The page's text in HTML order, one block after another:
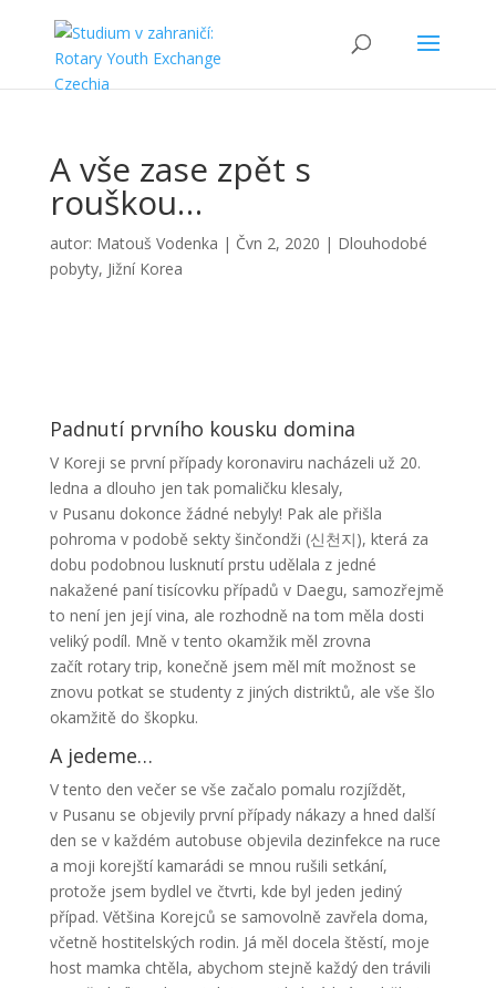
A vše zase zpět s
rouškou…
autor: Matouš Vodenka | Čvn 2, 2020 | Dlouhodobé
pobyty, Jižní Korea
Padnutí prvního kousku domina
V Koreji se první případy koronaviru nacházeli už 20.
ledna a dlouho jen tak pomaličku klesaly,
v Pusanu dokonce žádné nebyly! Pak ale přišla
pohroma v podobě sekty šinčondži (신천지), která za
dobu podobnou lusknutí prstu udělala z jedné
nakažené paní tisícovku případů v Daegu, samozřejmě
to není jen její vina, ale rozhodně na tom měla dosti
veliký podíl. Mně v tento okamžik měl zrovna
začít rotary trip, konečně jsem měl mít možnost se
znovu potkat se studenty z jiných distriktů, ale vše šlo
okamžitě do škopku.
A jedeme…
V tento den večer se vše začalo pomalu rozjíždět,
v Pusanu se objevily první případy nákazy a hned další
den se v každém autobuse objevila dezinfekce na ruce
a moji korejští kamarádi se mnou rušili setkání,
protože jsem bydlel ve čtvrti, kde byl jeden jediný
případ. Většina Korejců se samovolně zavřela doma,
včetně hostitelských rodin. Já měl docela štěstí, moje
host mamka chtěla, abychom stejně každý den trávili